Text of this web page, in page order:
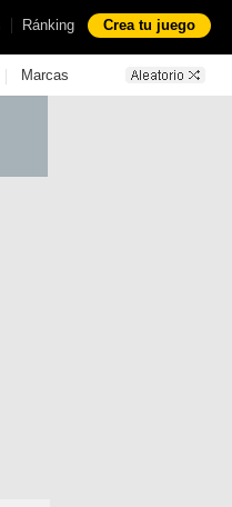
| Ránking Crea tu juego
| Marcas